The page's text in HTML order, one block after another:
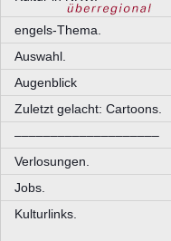
engels-Thema.
Auswahl.
Augenblick
Zuletzt gelacht: Cartoons.
––––––––––––––––––––
Verlosungen.
Jobs.
Kulturlinks.